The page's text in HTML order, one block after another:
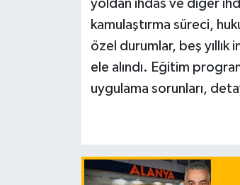
yoldan ihdas ve diğer
kamulaştırma süreci,
özel durumlar, beş
ele alındı. Eğitim
uygulama sorunları,